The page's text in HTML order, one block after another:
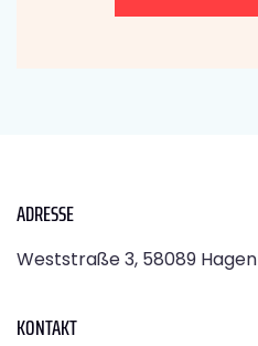
ADRESSE
Weststraße 3, 58089 Hagen
KONTAKT